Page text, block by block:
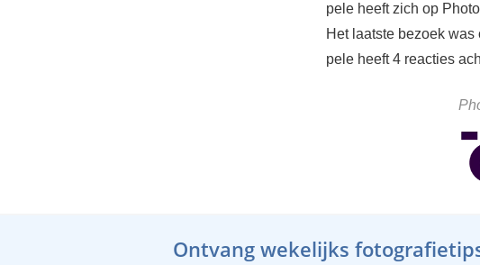
pele heeft zich op
Het laatste bezoek
pele heeft 4 reacties
Ontvang wekelijks